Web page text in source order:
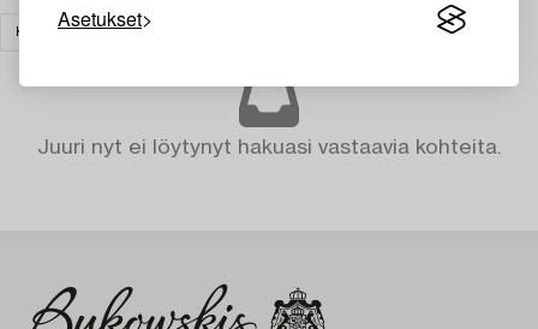
Asetukset
KERAMIIKKA
Juuri nyt ei löytynyt hakuasi vastaavia kohteita.